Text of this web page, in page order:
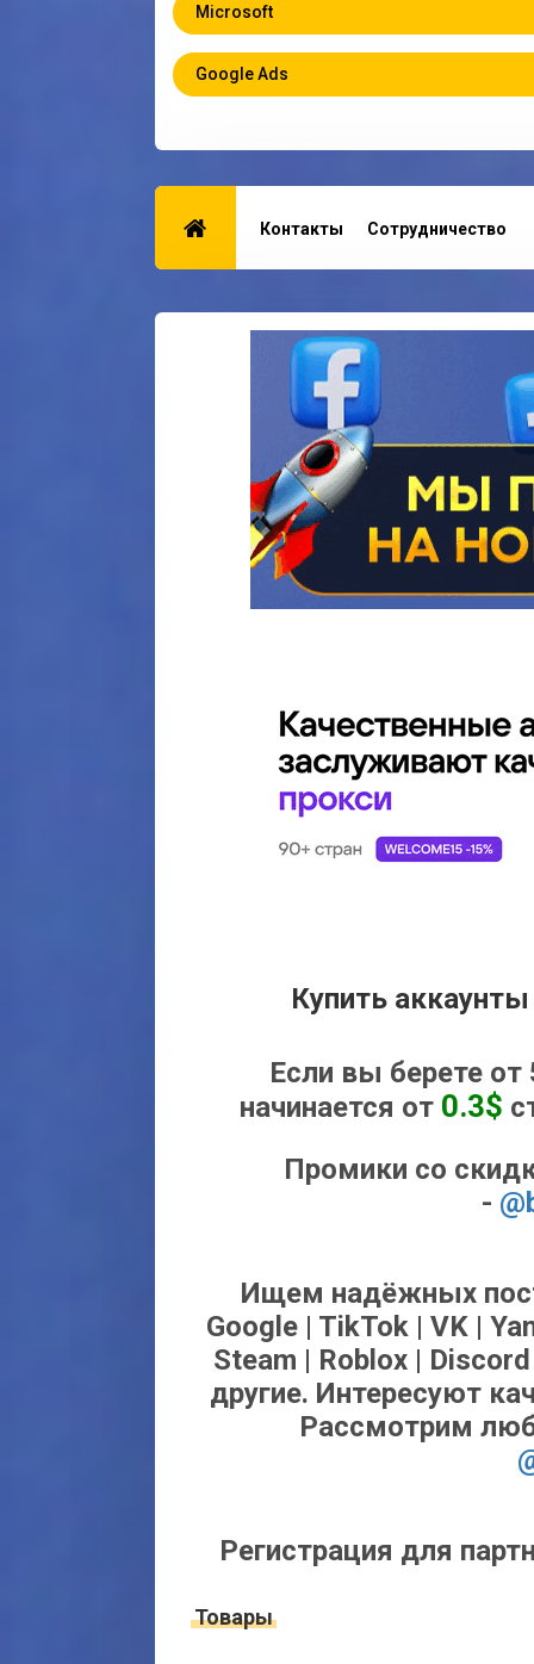
Microsoft
Google Ads
Контакты Сотрудничество
Купить
Если вы берете от
начинается от 0.3$
Промики со
-
Ищем надёжных
Google | TikTok | VK |
Steam | Roblox |
другие. Интересуют
Рассмотрим
Регистрация для
Товары